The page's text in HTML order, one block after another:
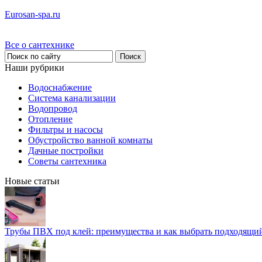
Eurosan-spa.ru
Все о сантехнике
Наши рубрики
Водоснабжение
Система канализации
Водопровод
Отопление
Фильтры и насосы
Обустройство ванной комнаты
Дачные постройки
Советы сантехника
Новые статьи
Трубы ПВХ под клей: преимущества и как выбрать